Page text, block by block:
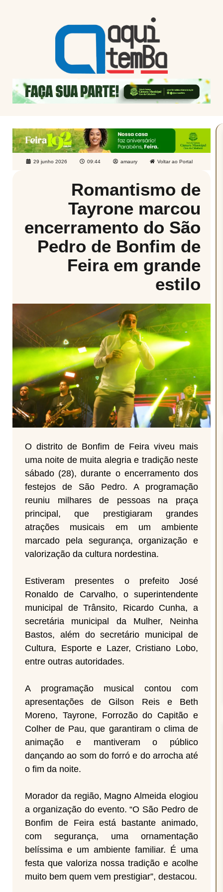
29 junho 2026 09:44 amaury Voltar ao Portal
Romantismo de
Tayrone marcou
encerramento do São
Pedro de Bonfim de
Feira em grande
estilo
O distrito de Bonfim de Feira viveu mais
uma noite de muita alegria e tradição neste
sábado (28), durante o encerramento dos
festejos de São Pedro. A programação
reuniu milhares de pessoas na praça
principal, que prestigiaram grandes
atrações musicais em um ambiente
marcado pela segurança, organização e
valorização da cultura nordestina.
Estiveram presentes o prefeito José
Ronaldo de Carvalho, o superintendente
municipal de Trânsito, Ricardo Cunha, a
secretária municipal da Mulher, Neinha
Bastos, além do secretário municipal de
Cultura, Esporte e Lazer, Cristiano Lobo,
entre outras autoridades.
A programação musical contou com
apresentações de Gilson Reis e Beth
Moreno, Tayrone, Forrozão do Capitão e
Colher de Pau, que garantiram o clima de
animação e mantiveram o público
dançando ao som do forró e do arrocha até
o fim da noite.
Morador da região, Magno Almeida elogiou
a organização do evento. “O São Pedro de
Bonfim de Feira está bastante animado,
com segurança, uma ornamentação
belíssima e um ambiente familiar. É uma
festa que valoriza nossa tradição e acolhe
muito bem quem vem prestigiar”, destacou.